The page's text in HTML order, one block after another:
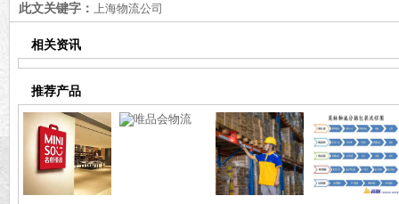
此文关键字： 上海物流公司
相关资讯
推荐产品